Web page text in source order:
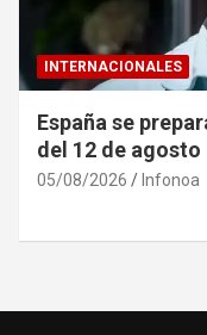
INTERNACIONALES
España se
del 12 de agosto
05/08/2026 Infonoa